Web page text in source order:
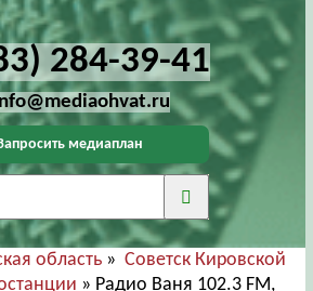
284-39-41
медиаплан
область »Советск Кировской
» Радио Ваня 102.3 FM,